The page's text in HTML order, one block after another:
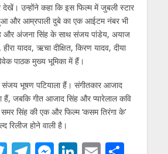
देखें। उन्‍होंने कहा कि इस फिल्‍म में जुबली स्‍टार
और आम्रपाली दुबे का एक आईटम नंबर भी
और अंजना सिंह के साथ संजय पांडेय, अयाज
यादव, ऋचा दीक्षित, किरण यादव, दीया
पाठक मुख्‍य भूमिका में हैं।
भूषण पटियाला हैं। संगीतकार आजाद
हैं, जबकि गीत आजाद सिंह और प्‍यारेलाल कवि
सिंह की एक और फिल्‍म ‘कसम तिरंगा के’
रिलीज होने वाली है।